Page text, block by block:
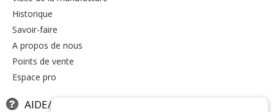
historique
savoir-faire
a propos de nous
points de vente
espace pro
AIDE/FAQ